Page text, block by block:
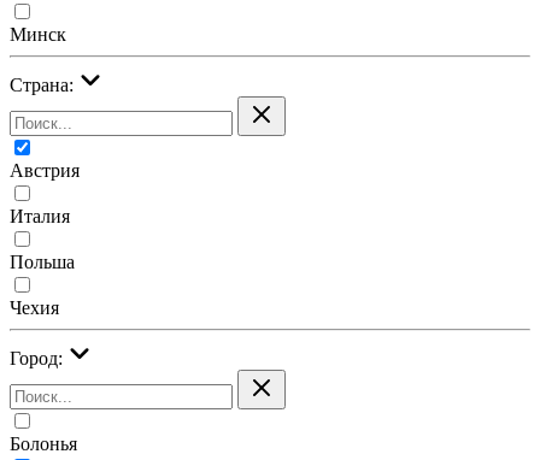
Минск
Страна:
Австрия
Италия
Польша
Чехия
Город:
Болонья